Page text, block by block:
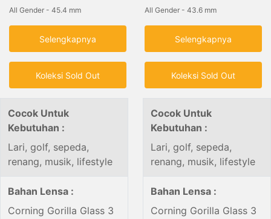
All Gender - 45.4 mm
Selengkapnya
Koleksi Sold Out
All Gender - 43.6 mm
Selengkapnya
Koleksi Sold Out
Cocok Untuk
Kebutuhan :
Lari, golf, sepeda,
renang, musik, lifestyle
Cocok Untuk
Kebutuhan :
Lari, golf, sepeda,
renang, musik, lifestyle
Bahan Lensa :
Corning Gorilla Glass 3
Bahan Lensa :
Corning Gorilla Glass 3